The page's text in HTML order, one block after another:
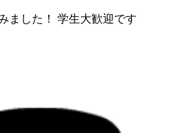
ました！ 学生大歓迎です